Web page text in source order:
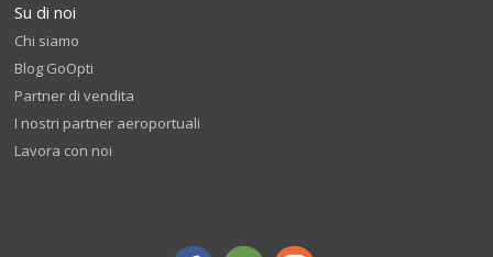
Su di noi
Chi siamo
Blog GoOpti
Partner di vendita
I nostri partner aeroportuali
Lavora con noi